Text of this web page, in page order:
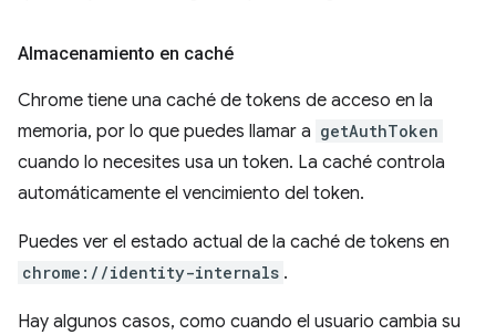
Almacenamiento en caché
Chrome tiene una caché de tokens de acceso en la
memoria, por lo que puedes llamar a getAuthToken
cuando lo necesites usa un token. La caché controla
automáticamente el vencimiento del token.
Puedes ver el estado actual de la caché de tokens en
chrome://identity-internals .
Hay algunos casos, como cuando el usuario cambia su